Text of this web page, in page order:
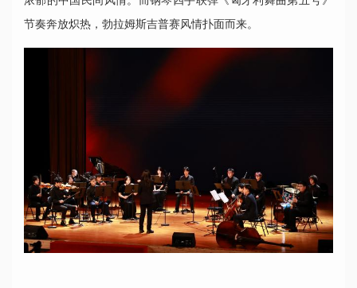
节奏奔放炽热，勃拉姆斯吉普赛风情扑面而来。